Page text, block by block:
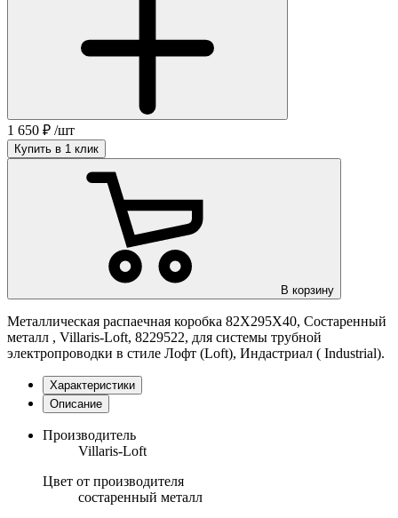
1 650 ₽ /шт
Купить в 1 клик
В корзину
Металлическая распаечная коробка 82Х295Х40, Состаренный
металл , Villaris-Loft, 8229522, для системы трубной
электропроводки в стиле Лофт (Loft), Индастриал ( Industrial).
Характеристики
Описание
Производитель
Villaris-Loft
Цвет от производителя
состаренный металл